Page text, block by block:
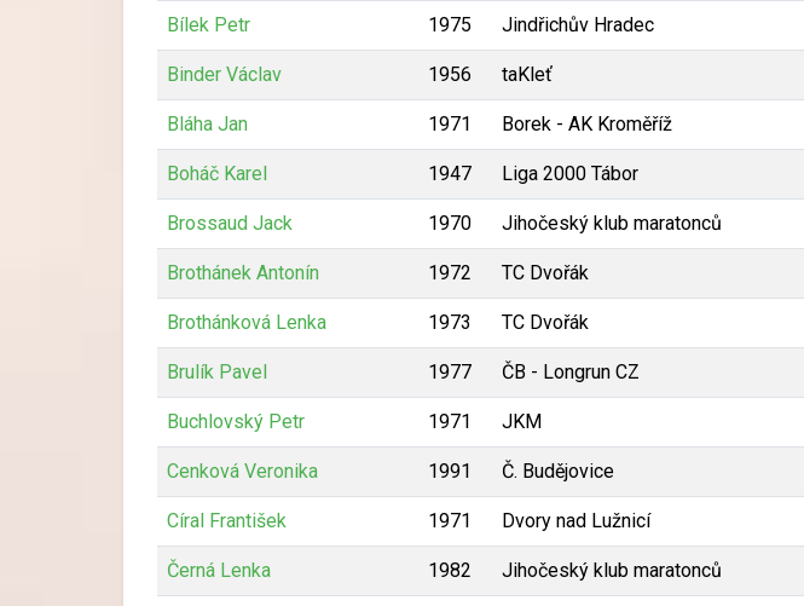
Bílek Petr 1975 Jindřichův Hradec
Binder Václav 1956 taKleť
Bláha Jan 1971 Borek - AK Kroměříž
Boháč Karel 1947 Liga 2000 Tábor
Brossaud Jack 1970 Jihočeský klub maratonců
Brothánek Antonín 1972 TC Dvořák
Brothánková Lenka 1973 TC Dvořák
Brulík Pavel 1977 ČB - Longrun CZ
Buchlovský Petr 1971 JKM
Cenková Veronika 1991 Č. Budějovice
Círal František 1971 Dvory nad Lužnicí
Černá Lenka 1982 Jihočeský klub maratonců